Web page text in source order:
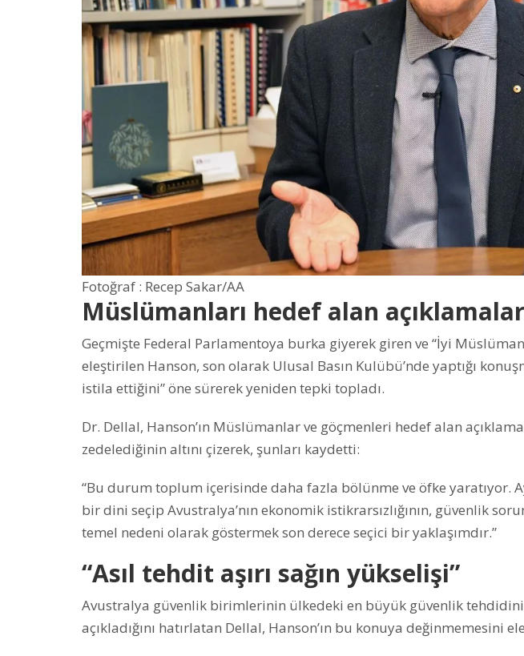
Fotoğraf : Recep Sakar/AA
Müslümanları hedef alan
Geçmişte Federal Parlamentoya burka giyerek giren ve “İyi
eleştirilen Hanson, son olarak Ulusal Basın Kulübü’nde yaptığı
istila ettiğini” öne sürerek yeniden tepki topladı.
Dr. Dellal, Hanson’ın Müslümanlar ve göçmenleri hedef alan
zedelediğinin altını çizerek, şunları kaydetti:
“Bu durum toplum içerisinde daha fazla bölünme ve öfke yaratıyor.
bir dini seçip Avustralya’nın ekonomik istikrarsızlığının, güvenlik
temel nedeni olarak göstermek son derece seçici bir yaklaşımdır.”
“Asıl tehdit aşırı sağın yükselişi”
Avustralya güvenlik birimlerinin ülkedeki en büyük güvenlik
açıkladığını hatırlatan Dellal, Hanson’ın bu konuya değinmemesini